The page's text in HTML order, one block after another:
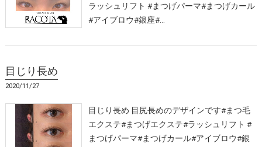
ラッシュリフト #まつげパーマ#まつげカール
#アイブロウ#銀座#…
目じり長め
2020/11/27
目じり長め 目尻長めのデザインです#まつ毛
エクステ#まつげエクステ#ラッシュリフト #
まつげパーマ#まつげカール#アイブロウ#銀